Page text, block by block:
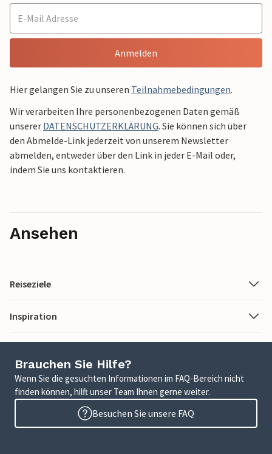
Anmelden
Hier gelangen Sie zu unseren Teilnahmebedingungen.
Wir verarbeiten Ihre personenbezogenen Daten gemäß
unserer DATENSCHUTZERKLÄRUNG. Sie können sich über
den Abmelde-Link jederzeit von unserem Newsletter
abmelden, entweder über den Link in jeder E-Mail oder,
indem Sie uns kontaktieren.
Ansehen
Reiseziele
Inspiration
Brauchen Sie Hilfe?
Wenn Sie die gesuchten Informationen im FAQ-Bereich nicht
finden können, hilft unser Team Ihnen gerne weiter.
Besuchen Sie unsere FAQ